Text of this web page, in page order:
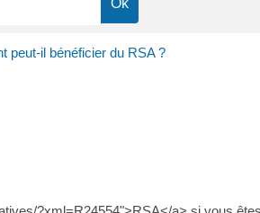
peut-il bénéficier du RSA ?